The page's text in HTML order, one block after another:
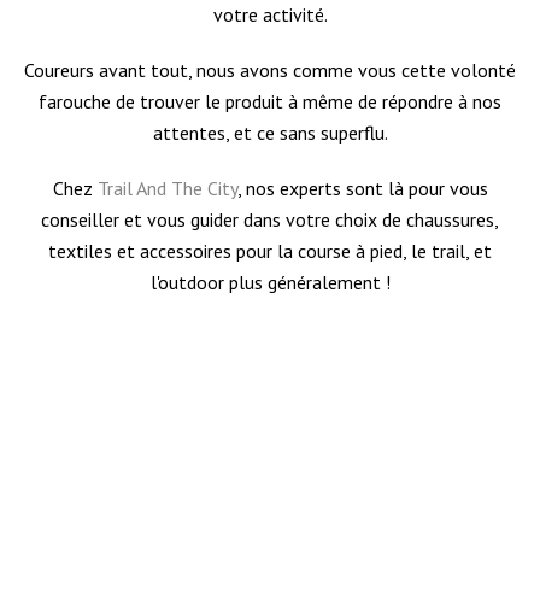
votre activité.
Coureurs avant tout, nous avons comme vous cette volonté
farouche de trouver le produit à même de répondre à nos
attentes, et ce sans superflu.
Chez Trail And The City, nos experts sont là pour vous
conseiller et vous guider dans votre choix de chaussures,
textiles et accessoires pour la course à pied, le trail, et
l'outdoor plus généralement !